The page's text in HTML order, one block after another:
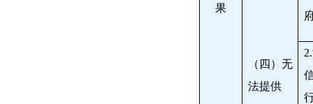
果
（四）无
法提供
2.